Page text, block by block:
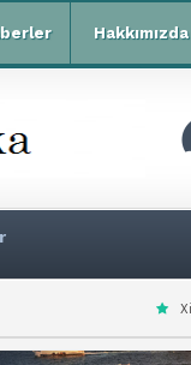
Hakkımızda
Xiaomi Redmi R70m